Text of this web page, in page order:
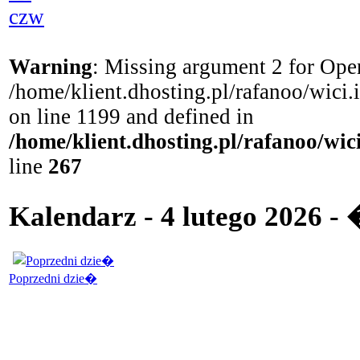
czw
Warning: Missing argument 2 for
/home/klient.dhosting.pl/rafanoo/
on line 1199 and defined in
/home/klient.dhosting.pl/rafanoo/
line 267
Kalendarz - 4 lutego 2026 -
Poprzedni dzie�